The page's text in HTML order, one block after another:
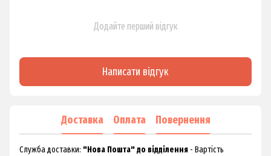
Додайте перший відгук
Написати відгук
Доставка Оплата Повернення
Служба доставки: "Нова Пошта" до відділення - Вартість